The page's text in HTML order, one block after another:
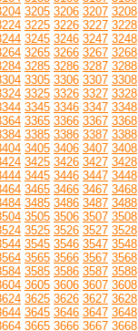
3205 3206 3207 3208
3225 3226 3227 3228
3245 3246 3247 3248
3265 3266 3267 3268
3285 3286 3287 3288
3305 3306 3307 3308
3325 3326 3327 3328
3345 3346 3347 3348
3365 3366 3367 3368
3385 3386 3387 3388
3405 3406 3407 3408
3425 3426 3427 3428
3445 3446 3447 3448
3465 3466 3467 3468
3485 3486 3487 3488
3505 3506 3507 3508
3525 3526 3527 3528
3545 3546 3547 3548
3565 3566 3567 3568
3585 3586 3587 3588
3605 3606 3607 3608
3625 3626 3627 3628
3645 3646 3647 3648
3665 3666 3667 3668